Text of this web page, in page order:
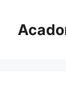
content